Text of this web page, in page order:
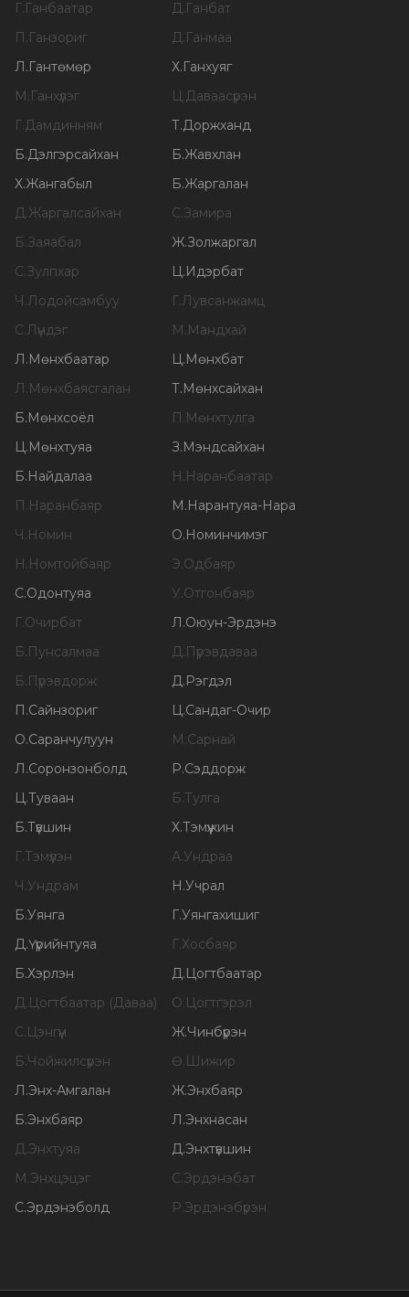
Г.Ганбаатар Д.Ганбат
П.Ганзориг Д.Ганмаа
Л.Гантөмөр Х.Ганхуяг
М.Ганхүлэг Ц.Даваасүрэн
Г.Дамдинням Т.Доржханд
Б.Дэлгэрсайхан Б.Жавхлан
Х.Жангабыл Б.Жаргалан
Д.Жаргалсайхан С.Замира
Б.Заяабал Ж.Золжаргал
С.Зулпхар Ц.Идэрбат
Ч.Лодойсамбуу Г.Лувсанжамц
С.Лүндэг М.Мандхай
Л.Мөнхбаатар Ц.Мөнхбат
Л.Мөнхбаясгалан Т.Мөнхсайхан
Б.Мөнхсоёл П.Мөнхтулга
Ц.Мөнхтуяа З.Мэндсайхан
Б.Найдалаа Н.Наранбаатар
П.Наранбаяр М.Нарантуяа-Нара
Ч.Номин О.Номинчимэг
Н.Номтойбаяр Э.Одбаяр
С.Одонтуяа У.Отгонбаяр
Г.Очирбат Л.Оюун-Эрдэнэ
Б.Пунсалмаа Д.Пүрэвдаваа
Б.Пүрэвдорж Д.Рэгдэл
П.Сайнзориг Ц.Сандаг-Очир
О.Саранчулуун М.Сарнай
Л.Соронзонболд Р.Сэддорж
Ц.Туваан Б.Тулга
Б.Түвшин Х.Тэмүүжин
Г.Тэмүүлэн А.Ундраа
Ч.Ундрам Н.Учрал
Б.Уянга Г.Уянгахишиг
Д.Үүрийнтуяа Г.Хосбаяр
Б.Хэрлэн Д.Цогтбаатар
Д.Цогтбаатар (Даваа) О.Цогтгэрэл
С.Цэнгүүн Ж.Чинбүрэн
Б.Чойжилсүрэн Ө.Шижир
Л.Энх-Амгалан Ж.Энхбаяр
Б.Энхбаяр Л.Энхнасан
Д.Энхтуяа Д.Энхтүвшин
М.Энхцэцэг С.Эрдэнэбат
С.Эрдэнэболд Р.Эрдэнэбүрэн